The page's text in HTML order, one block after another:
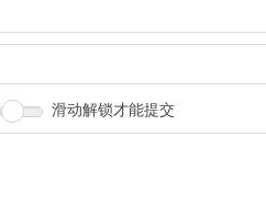
滑动解锁才能提交